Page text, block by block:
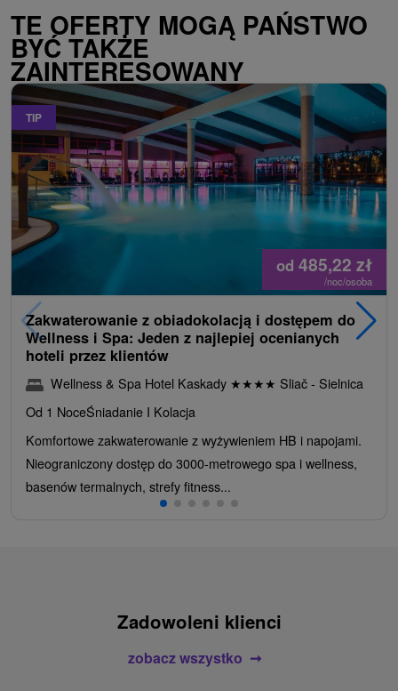
TE OFERTY MOGĄ PAŃSTWO
BYĆ TAKŻE
ZAINTERESOWANY
TIP
od 485,22 zł
/noc/osoba
Zakwaterowanie z obiadokolacją i dostępem do
Wellness i Spa: Jeden z najlepiej ocenianych
hoteli przez klientów
Wellness & Spa Hotel Kaskady ★★★★ Sliač - Sielnica
Od 1 NoceŚniadanie I Kolacja
Komfortowe zakwaterowanie z wyżywieniem HB i napojami.
Nieograniczony dostęp do 3000-metrowego spa i wellness,
basenów termalnych, strefy fitness...
Zadowoleni klienci
zobacz wszystko